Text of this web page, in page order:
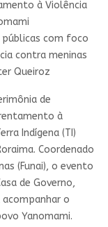
com foco
contra meninas
Queiroz
de
à
Indígena (TI)
Coordenado
(Funai), o evento
de Governo,
o
Yanomami.